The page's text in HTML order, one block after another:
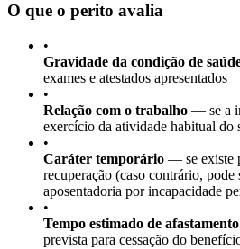
O que o perito avalia
•
Gravidade da condição de
exames e atestados apresentados
•
Relação com o trabalho — se a
exercício da atividade habitual do
•
Caráter temporário — se existe
recuperação (caso contrário, pode
aposentadoria por incapacidade
•
Tempo estimado de afastamento
prevista para cessação do